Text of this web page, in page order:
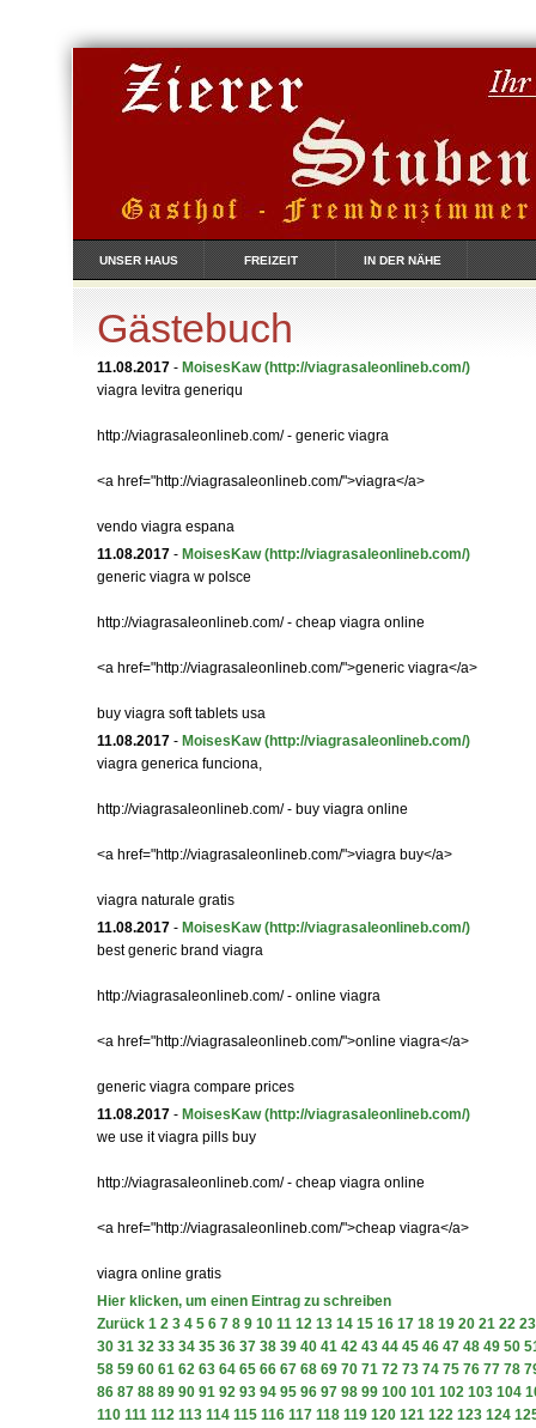
UNSER HAUS FREIZEIT IN DER NÄHE
Gästebuch
11.08.2017 - MoisesKaw (http://viagrasaleonlineb.com/)
viagra levitra generiqu
http://viagrasaleonlineb.com/ - generic viagra
<a href="http://viagrasaleonlineb.com/">viagra</a>
vendo viagra espana
11.08.2017 - MoisesKaw (http://viagrasaleonlineb.com/)
generic viagra w polsce
http://viagrasaleonlineb.com/ - cheap viagra online
<a href="http://viagrasaleonlineb.com/">generic viagra</a>
buy viagra soft tablets usa
11.08.2017 - MoisesKaw (http://viagrasaleonlineb.com/)
viagra generica funciona,
http://viagrasaleonlineb.com/ - buy viagra online
<a href="http://viagrasaleonlineb.com/">viagra buy</a>
viagra naturale gratis
11.08.2017 - MoisesKaw (http://viagrasaleonlineb.com/)
best generic brand viagra
http://viagrasaleonlineb.com/ - online viagra
<a href="http://viagrasaleonlineb.com/">online viagra</a>
generic viagra compare prices
11.08.2017 - MoisesKaw (http://viagrasaleonlineb.com/)
we use it viagra pills buy
http://viagrasaleonlineb.com/ - cheap viagra online
<a href="http://viagrasaleonlineb.com/">cheap viagra</a>
viagra online gratis
Hier klicken, um einen Eintrag zu schreiben
Zurück 1 2 3 4 5 6 7 8 9 10 11 12 13 14 15 16 17 18 19 20 21 22 23
30 31 32 33 34 35 36 37 38 39 40 41 42 43 44 45 46 47 48 49 50
58 59 60 61 62 63 64 65 66 67 68 69 70 71 72 73 74 75 76 77 78
86 87 88 89 90 91 92 93 94 95 96 97 98 99 100 101 102 103 104
110 111 112 113 114 115 116 117 118 119 120 121 122 123 124